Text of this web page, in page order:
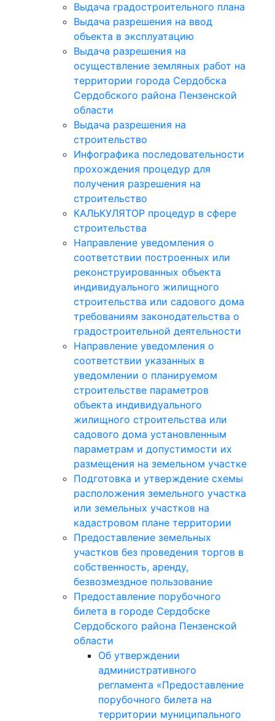
Выдача градостроительного плана
Выдача разрешения на ввод
объекта в эксплуатацию
Выдача разрешения на
осуществление земляных работ на
территории города Сердобска
Сердобского района Пензенской
области
Выдача разрешения на
строительство
Инфографика последовательности
прохождения процедур для
получения разрешения на
строительство
КАЛЬКУЛЯТОР процедур в сфере
строительства
Направление уведомления о
соответствии построенных или
реконструированных объекта
индивидуального жилищного
строительства или садового дома
требованиям законодательства о
градостроительной деятельности
Направление уведомления о
соответствии указанных в
уведомлении о планируемом
строительстве параметров
объекта индивидуального
жилищного строительства или
садового дома установленным
параметрам и допустимости их
размещения на земельном участке
Подготовка и утверждение схемы
расположения земельного участка
или земельных участков на
кадастровом плане территории
Предоставление земельных
участков без проведения торгов в
собственность, аренду,
безвозмездное пользование
Предоставление порубочного
билета в городе Сердобске
Сердобского района Пензенской
области
Об утверждении
административного
регламента «Предоставление
порубочного билета на
территории муниципального